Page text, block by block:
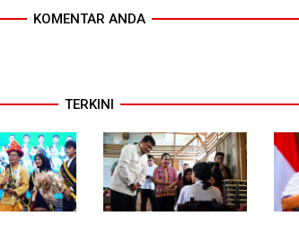
KOMENTAR ANDA
TERKINI